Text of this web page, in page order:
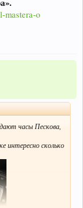
mastera-o
часы Пескова,
интересно сколько